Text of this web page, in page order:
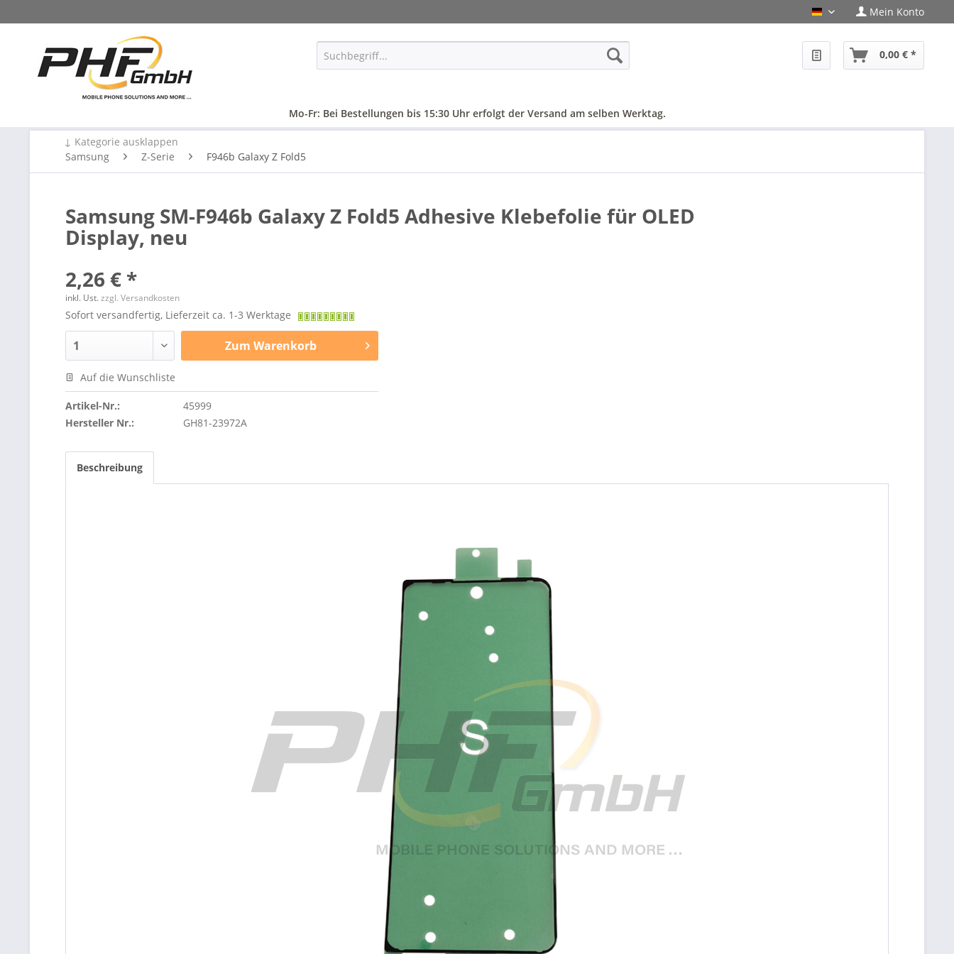
PHF-Shop Deutsch
Mein Konto
0,00 € *
Mo-Fr: Bei Bestellungen bis 15:30 Uhr erfolgt der Versand am selben Werktag.
↓ Kategorie ausklappen
Samsung
Z-Serie F946b Galaxy Z Fold5
Samsung SM-F946b Galaxy Z Fold5 Adhesive Klebefolie für OLED
Display, neu
2,26 € *
inkl. Ust.zzgl. Versandkosten
Sofort versandfertig, Lieferzeit ca. 1-3 Werktage
ZumWarenkorb
Auf die Wunschliste
Artikel-Nr.:
45999
Hersteller Nr.:
GH81-23972A
Beschreibung